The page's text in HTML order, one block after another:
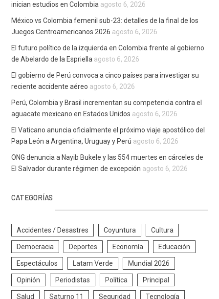
inician estudios en Colombia agosto 6, 2026
México vs Colombia femenil sub-23: detalles de la final de los
Juegos Centroamericanos 2026 agosto 6, 2026
El futuro político de la izquierda en Colombia frente al gobierno
de Abelardo de la Espriella agosto 6, 2026
El gobierno de Perú convoca a cinco países para investigar su
reciente accidente aéreo agosto 6, 2026
Perú, Colombia y Brasil incrementan su competencia contra el
aguacate mexicano en Estados Unidos agosto 6, 2026
El Vaticano anuncia oficialmente el próximo viaje apostólico del
Papa León a Argentina, Uruguay y Perú agosto 6, 2026
ONG denuncia a Nayib Bukele y las 554 muertes en cárceles de
El Salvador durante régimen de excepción agosto 6, 2026
CATEGORÍAS
Accidentes / Desastres Coyuntura Cultura
Democracia Deportes Economía Educación
Espectáculos Latam Verde Mundial 2026
Opinión Periodistas Política Principal
Salud Saturno 11 Seguridad Tecnología